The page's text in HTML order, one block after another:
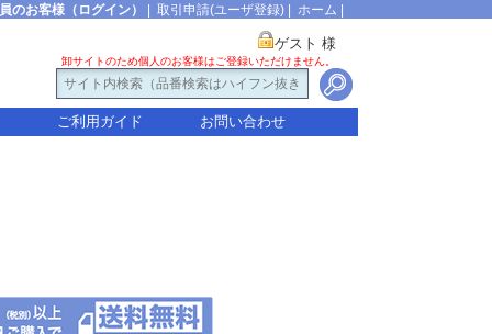
のお客様（ログイン） 取引申請(ユーザ登録) ホーム
ゲスト 様
卸サイトのため個人のお客様はご登録いただけません。
ご利用ガイド お問い合わせ